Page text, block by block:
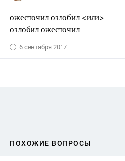
ожесточил озлобил <или>
озлобил ожесточил
6 сентября 2017
ПОХОЖИЕ ВОПРОСЫ